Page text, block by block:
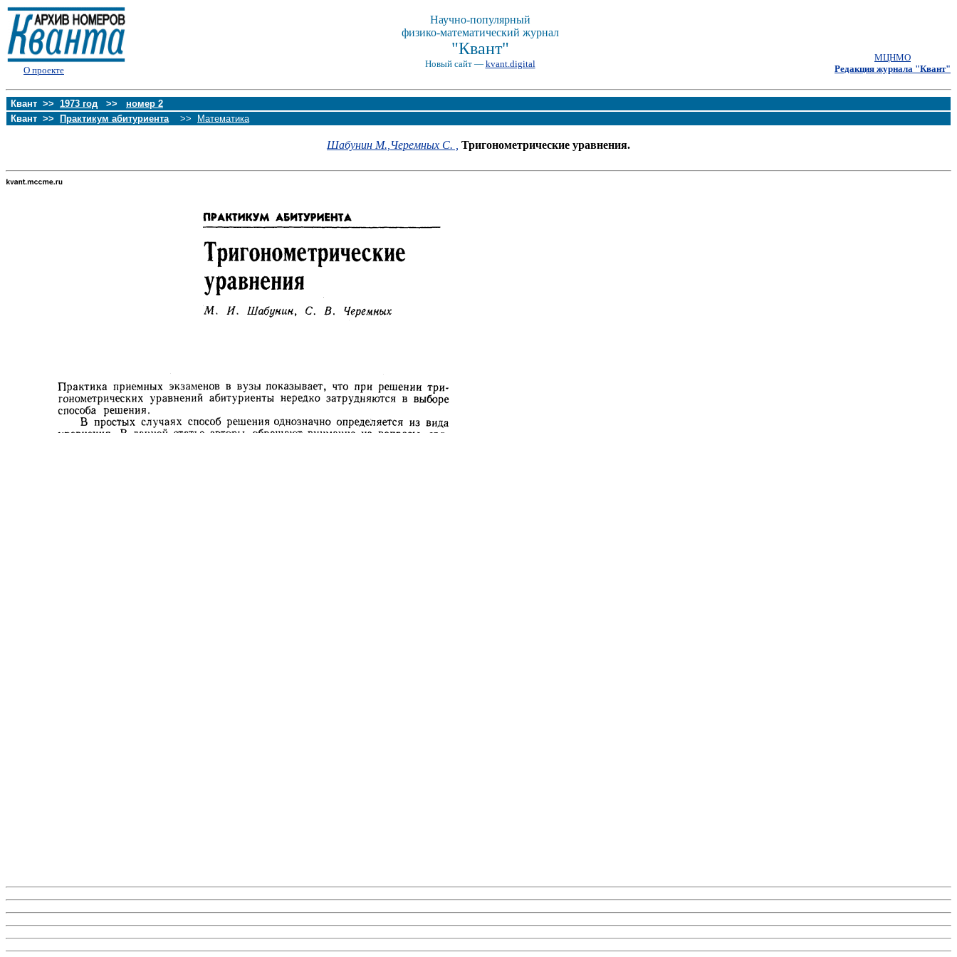
О проекте
Научно-популярный
физико-математический журнал
"Квант"
Новый сайт — kvant.digital
МЦНМО
Редакция журнала "Квант"
Квант >> 1973 год >> номер 2
Квант >>
Практикум абитуриента >> Математика
Шабунин М., Черемных С. , Тригонометрические уравнения.